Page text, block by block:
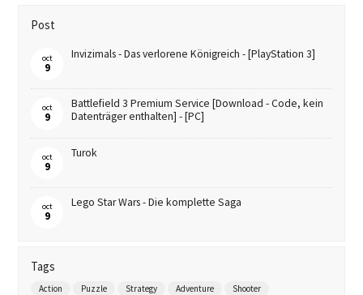
Post
oct
9
Invizimals - Das verlorene Königreich - [PlayStation 3]
oct
9
Battlefield 3 Premium Service [Download - Code, kein
Datenträger enthalten] - [PC]
oct
9
Turok
oct
9
Lego Star Wars - Die komplette Saga
Tags
Action Puzzle Strategy Adventure
Shooter